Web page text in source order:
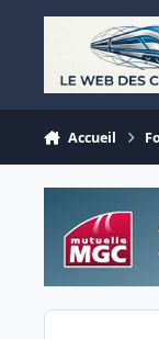
Aller au contenu
Accueil